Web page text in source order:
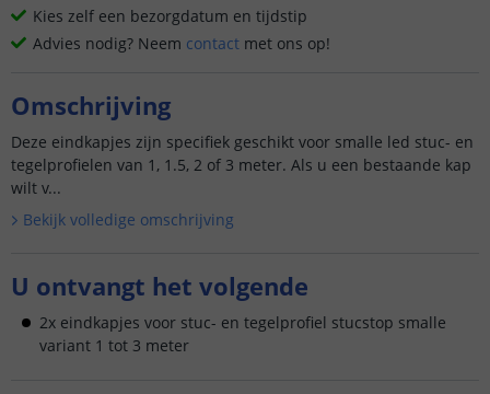
Kies zelf een bezorgdatum en tijdstip
Advies nodig? Neem contact met ons op!
Omschrijving
Deze eindkapjes zijn specifiek geschikt voor smalle led stuc- en
tegelprofielen van 1, 1.5, 2 of 3 meter. Als u een bestaande kap
wilt v...
Bekijk volledige omschrijving
U ontvangt het volgende
2x eindkapjes voor stuc- en tegelprofiel stucstop smalle
variant 1 tot 3 meter